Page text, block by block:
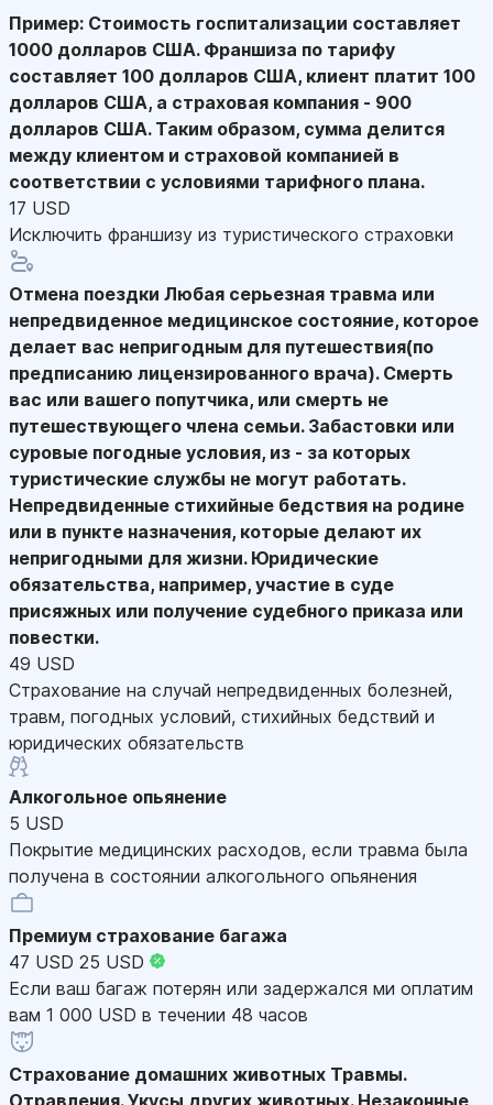
Пример: Стоимость госпитализации составляет
1000 долларов США. Франшиза по тарифу
составляет 100 долларов США, клиент платит 100
долларов США, а страховая компания - 900
долларов США. Таким образом, сумма делится
между клиентом и страховой компанией в
соответствии с условиями тарифного плана.
17 USD
Исключить франшизу из туристического страховки
Отмена поездки Любая серьезная травма или
непредвиденное медицинское состояние, которое
делает вас непригодным для путешествия(по
предписанию лицензированного врача). Смерть
вас или вашего попутчика, или смерть не
путешествующего члена семьи. Забастовки или
суровые погодные условия, из - за которых
туристические службы не могут работать.
Непредвиденные стихийные бедствия на родине
или в пункте назначения, которые делают их
непригодными для жизни. Юридические
обязательства, например, участие в суде
присяжных или получение судебного приказа или
повестки.
49 USD
Страхование на случай непредвиденных болезней,
травм, погодных условий, стихийных бедствий и
юридических обязательств
Алкогольное опьянение
5 USD
Покрытие медицинских расходов, если травма была
получена в состоянии алкогольного опьянения
Премиум страхование багажа
47 USD 25 USD
Если ваш багаж потерян или задержался ми оплатим
вам 1 000 USD в течении 48 часов
Страхование домашних животных Травмы.
Отравления. Укусы других животных. Незаконные